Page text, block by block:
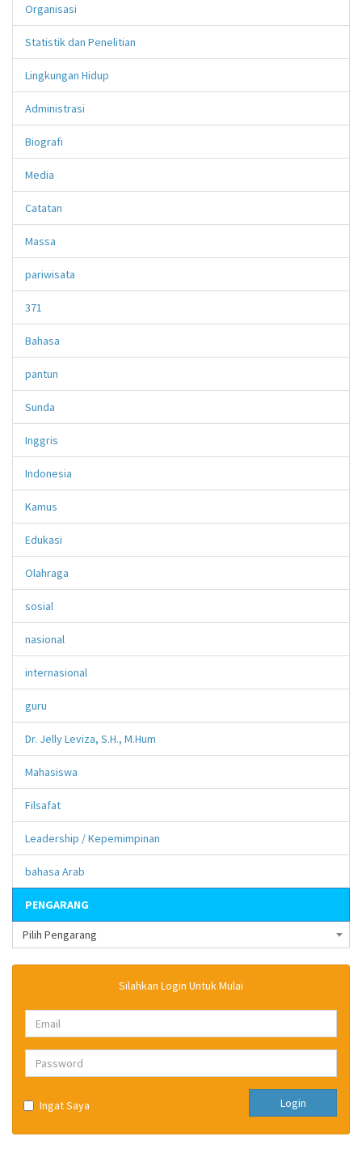
Organisasi
Statistik dan Penelitian
Lingkungan Hidup
Administrasi
Biografi
Media
Catatan
Massa
pariwisata
371
Bahasa
pantun
Sunda
Inggris
Indonesia
Kamus
Edukasi
Olahraga
sosial
nasional
internasional
guru
Dr. Jelly Leviza, S.H., M.Hum
Mahasiswa
Filsafat
Leadership / Kepemimpinan
bahasa Arab
PENGARANG
Pilih Pengarang
Silahkan Login Untuk Mulai
Ingat Saya Login